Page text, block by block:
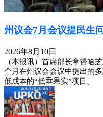
州议会7月会议提民生
2026年8月10日
（本报讯）首席部长拿督哈
个月在州议会会议中提出的
低成本的“低垂果实”项目。